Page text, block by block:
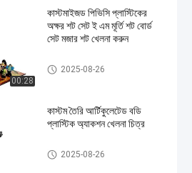
00:28
কাস্টমাইজড পিভিসি প্লাস্টিকের
অক্ষর শট সেট ই এম মূর্তি শট বোর্ড
সেট মজার শট খেলনা করুন
প্লাস্টিকের চিত্র/চিত্র/চিত্র/চিত্র
2025-08-26
কাস্টম তৈরি আর্টিকুলেটেড বডি
প্লাস্টিক অ্যাকশন খেলনা চিত্র
প্লাস্টিকের চিত্র/চিত্র/চিত্র/চিত্র
2025-08-26